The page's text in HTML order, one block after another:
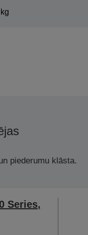
piederumu klāsta.
Series,